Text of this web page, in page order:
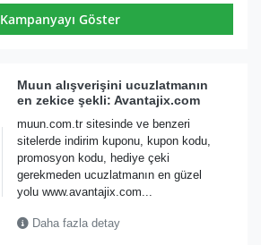
Kampanyayı Göster
Muun alışverişini ucuzlatmanın
en zekice şekli: Avantajix.com
muun.com.tr sitesinde ve benzeri
sitelerde indirim kuponu, kupon kodu,
promosyon kodu, hediye çeki
gerekmeden ucuzlatmanın en güzel
yolu www.avantajix.com...
Daha fazla detay